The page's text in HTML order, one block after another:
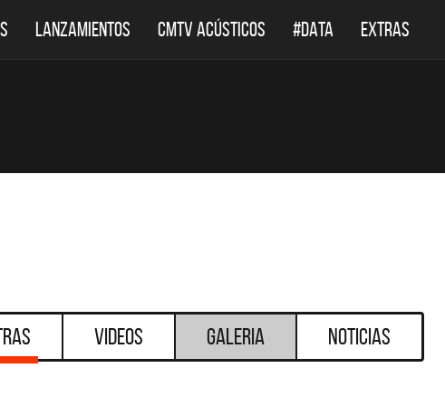
LANZAMIENTOS CMTV ACÚSTICOS #DATA EXTRAS
Videos Galeria Noticias
DESTACADOS DESTACADOS